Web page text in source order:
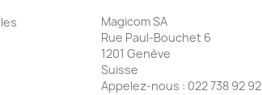
Magicom SA
Rue Paul-Bouchet 6
1201 Genève
Suisse
Appelez-nous : 022 738 92 92